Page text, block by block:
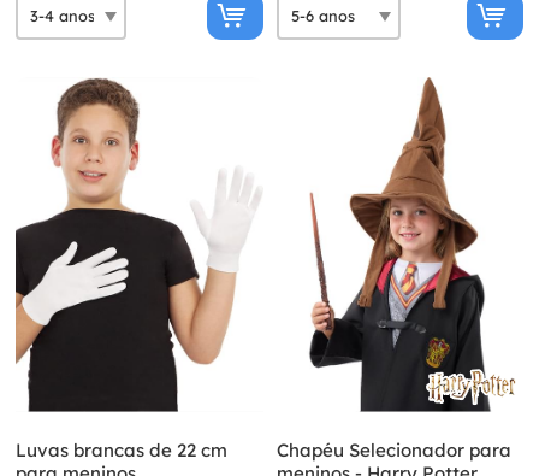
Luvas brancas de 22 cm
Chapéu Selecionador para